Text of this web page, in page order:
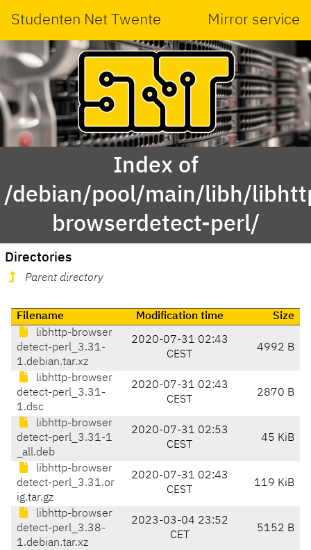
Studenten Net Twente Mirror service
Index of
/debian/pool/main/libh/
browserdetect-perl/
Directories
Parent directory
Filename Modification time
Size
libhttp-browser
detect-perl_3.31-
1.debian.tar.xz
2020-07-31 02:43
CEST
4992 B
libhttp-browser
detect-perl_3.31-
1.dsc
2020-07-31 02:43
CEST
2870 B
libhttp-browser
detect-perl_3.31-1
_all.deb
2020-07-31 02:53
CEST
45 KiB
libhttp-browser
detect-perl_3.31.or
ig.tar.gz
2020-07-31 02:43
CEST
119 KiB
libhttp-browser
detect-perl_3.38-
1.debian.tar.xz
2023-03-04 23:52
CET
5152 B